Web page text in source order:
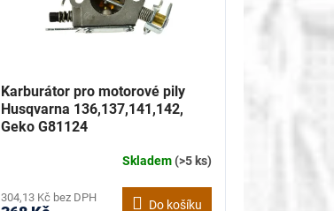
Karburátor pro motorové pily
Husqvarna 136,137,141,142,
Geko G81124
Skladem(>5 ks)
304,13 Kč bez DPH
Do košíku